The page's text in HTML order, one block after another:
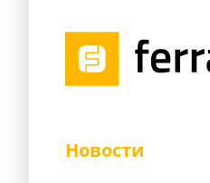
Новости